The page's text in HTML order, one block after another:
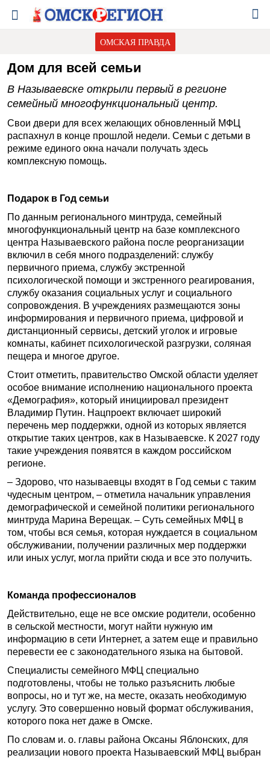
ОМСКАЯ ПРАВДА
Дом для всей семьи
В Называевске открыли первый в регионе
семейный многофункциональный центр.
Свои двери для всех желающих обновленный МФЦ
распахнул в конце прошлой недели. Семьи с детьми в
режиме единого окна начали получать здесь
комплексную помощь.
Подарок в Год семьи
По данным регионального минтруда, семейный
многофункциональный центр на базе комплексного
центра Называевского района после реорганизации
включил в себя много подразделений: службу
первичного приема, службу экстренной
психологической помощи и экстренного реагирования,
службу оказания социальных услуг и социального
сопровождения. В учреждениях размещаются зоны
информирования и первичного приема, цифровой и
дистанционный сервисы, детский уголок и игровые
комнаты, кабинет психологической разгрузки, соляная
пещера и многое другое.
Стоит отметить, правительство Омской области уделяет
особое внимание исполнению национального проекта
«Демография», который инициировал президент
Владимир Путин. Нацпроект включает широкий
перечень мер поддержки, одной из которых является
открытие таких центров, как в Называевске. К 2027 году
такие учреждения появятся в каждом российском
регионе.
– Здорово, что называевцы входят в Год семьи с таким
чудесным центром, – отметила начальник управления
демографической и семейной политики регионального
минтруда Марина Верещак. – Суть семейных МФЦ в
том, чтобы вся семья, которая нуждается в социальном
обслуживании, получении различных мер поддержки
или иных услуг, могла прийти сюда и все это получить.
Команда профессионалов
Действительно, еще не все омские родители, особенно
в сельской местности, могут найти нужную им
информацию в сети Интернет, а затем еще и правильно
перевести ее с законодательного языка на бытовой.
Специалисты семейного МФЦ специально
подготовлены, чтобы не только разъяснить любые
вопросы, но и тут же, на месте, оказать необходимую
услугу. Это совершенно новый формат обслуживания,
которого пока нет даже в Омске.
По словам и. о. главы района Оксаны Яблонских, для
реализации нового проекта Называевский МФЦ выбран